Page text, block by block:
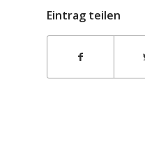
Eintrag teilen
APP Steuerberatung GmbH